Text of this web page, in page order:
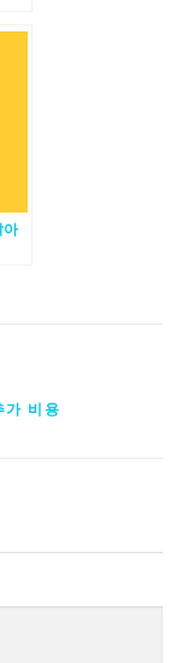
아
가 비용